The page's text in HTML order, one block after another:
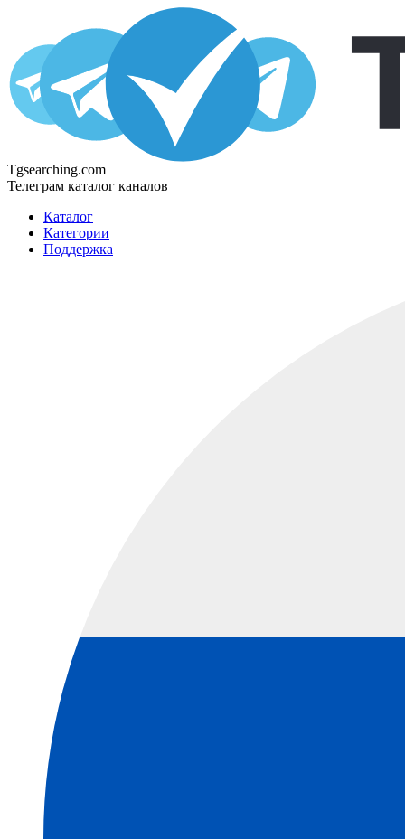
Tgsearching.com
Телеграм каталог каналов
Каталог
Категории
Поддержка